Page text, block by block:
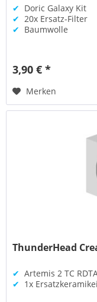
✔ Doric Galaxy Kit
✔ 20x Ersatz-Filter
✔ Baumwolle
3,90 € *
Merken
ThunderHead
✔ Artemis 2 TC
✔ 1x